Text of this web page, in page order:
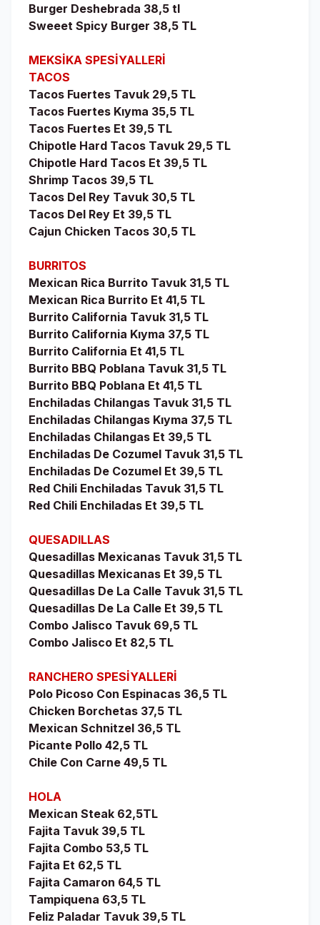
Burger Deshebrada 38,5 tl
Sweeet Spicy Burger 38,5 TL
MEKSİKA SPESİYALLERİ
TACOS
Tacos Fuertes Tavuk 29,5 TL
Tacos Fuertes Kıyma 35,5 TL
Tacos Fuertes Et 39,5 TL
Chipotle Hard Tacos Tavuk 29,5 TL
Chipotle Hard Tacos Et 39,5 TL
Shrimp Tacos 39,5 TL
Tacos Del Rey Tavuk 30,5 TL
Tacos Del Rey Et 39,5 TL
Cajun Chicken Tacos 30,5 TL
BURRITOS
Mexican Rica Burrito Tavuk 31,5 TL
Mexican Rica Burrito Et 41,5 TL
Burrito California Tavuk 31,5 TL
Burrito California Kıyma 37,5 TL
Burrito California Et 41,5 TL
Burrito BBQ Poblana Tavuk 31,5 TL
Burrito BBQ Poblana Et 41,5 TL
Enchiladas Chilangas Tavuk 31,5 TL
Enchiladas Chilangas Kıyma 37,5 TL
Enchiladas Chilangas Et 39,5 TL
Enchiladas De Cozumel Tavuk 31,5 TL
Enchiladas De Cozumel Et 39,5 TL
Red Chili Enchiladas Tavuk 31,5 TL
Red Chili Enchiladas Et 39,5 TL
QUESADILLAS
Quesadillas Mexicanas Tavuk 31,5 TL
Quesadillas Mexicanas Et 39,5 TL
Quesadillas De La Calle Tavuk 31,5 TL
Quesadillas De La Calle Et 39,5 TL
Combo Jalisco Tavuk 69,5 TL
Combo Jalisco Et 82,5 TL
RANCHERO SPESİYALLERİ
Polo Picoso Con Espinacas 36,5 TL
Chicken Borchetas 37,5 TL
Mexican Schnitzel 36,5 TL
Picante Pollo 42,5 TL
Chile Con Carne 49,5 TL
HOLA
Mexican Steak 62,5TL
Fajita Tavuk 39,5 TL
Fajita Combo 53,5 TL
Fajita Et 62,5 TL
Fajita Camaron 64,5 TL
Tampiquena 63,5 TL
Feliz Paladar Tavuk 39,5 TL